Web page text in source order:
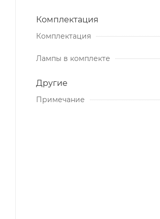
Комплектация
Комплектация
Лампы в комплекте
Другие
Примечание